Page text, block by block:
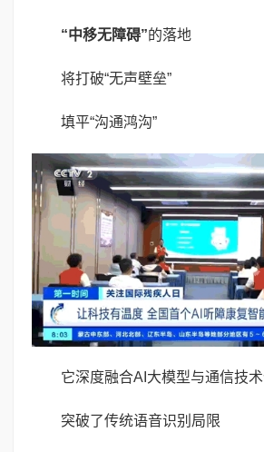
“中移无障碍”的落地
将打破“无声壁垒”
填平“沟通鸿沟”
它深度融合AI大模型与通信技
突破了传统语音识别局限